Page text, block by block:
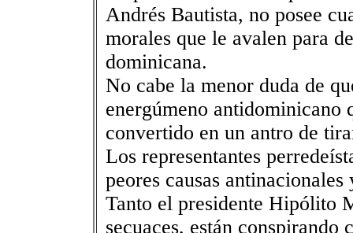
Andrés Bautista, no posee
morales que le avalen para
dominicana.
No cabe la menor duda de
energúmeno antidominicano
convertido en un antro de
Los representantes
peores causas
Tanto el presidente Hipólito
secuaces, están conspirando